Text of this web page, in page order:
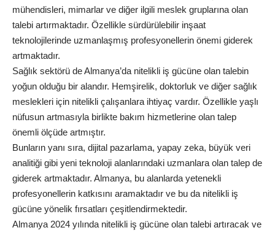
mühendisleri, mimarlar ve diğer ilgili meslek gruplarına olan
talebi artırmaktadır. Özellikle sürdürülebilir inşaat
teknolojilerinde uzmanlaşmış profesyonellerin önemi giderek
artmaktadır.
Sağlık sektörü de Almanya’da nitelikli iş gücüne olan talebin
yoğun olduğu bir alandır. Hemşirelik, doktorluk ve diğer sağlık
meslekleri için nitelikli çalışanlara ihtiyaç vardır. Özellikle yaşlı
nüfusun artmasıyla birlikte bakım hizmetlerine olan talep
önemli ölçüde artmıştır.
Bunların yanı sıra, dijital pazarlama, yapay zeka, büyük veri
analitiği gibi yeni teknoloji alanlarındaki uzmanlara olan talep de
giderek artmaktadır. Almanya, bu alanlarda yetenekli
profesyonellerin katkısını aramaktadır ve bu da nitelikli iş
gücüne yönelik fırsatları çeşitlendirmektedir.
Almanya 2024 yılında nitelikli iş gücüne olan talebi artıracak ve